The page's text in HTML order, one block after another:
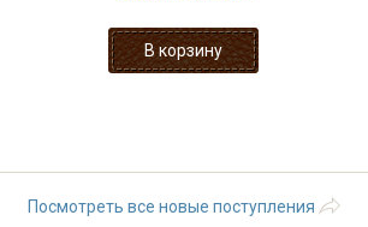
Посмотреть все новые поступления